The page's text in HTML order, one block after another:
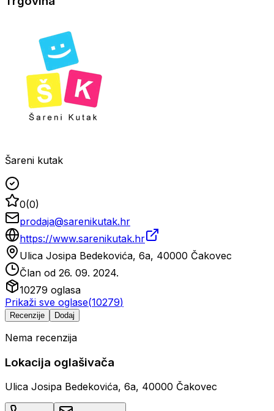
Šareni kutak
0(0)
prodaja@sarenikutak.hr
https://www.sarenikutak.hr
Ulica Josipa Bedekovića, 6a, 40000 Čakovec
Član od 26. 09. 2024.
10279 oglasa
Prikaži sve oglase(10279)
Recenzije Dodaj
Nema recenzija
Lokacija oglašivača
Ulica Josipa Bedekovića, 6a, 40000 Čakovec